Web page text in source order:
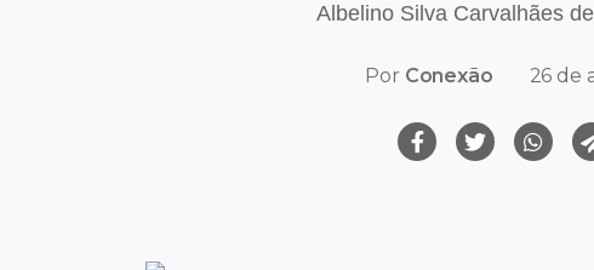
Albelino Silva Carvalhães
Por Conexão 26 de